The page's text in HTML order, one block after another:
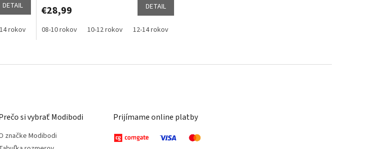
DETAIL
rokov 14-16 rokov 16-18 rokov
€28,99 DETAIL
08-10 rokov 10-12 rokov 12-14 rokov
v
si vybrať Modibodi
značke Modibodi
Prijímame online platby